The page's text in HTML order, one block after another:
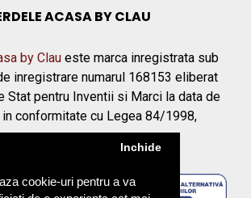
cookie-uri pentru a va
Inchide
ACASA BY CLAU
by Clau este marca inregistrata sub
inregistrare numarul 168153 eliberat
Stat pentru Inventii si Marci la data de
in conformitate cu Legea 84/1998,